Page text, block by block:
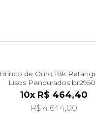
Brinco de Ouro 18k
Lisos Pendurados
10x R$ 464,40
R$ 4.644,00